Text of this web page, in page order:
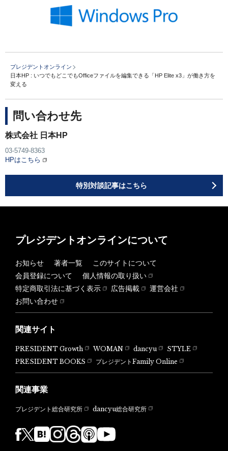
プレジデントオンライン
日本HP : いつでもどこでもOfficeファイルを編集できる「HP Elite x3」が働き方を
変える
問い合わせ先
株式会社 日本HP
03-5749-8363
HPはこちら
特別対談記事はこちら
プレジデントオンラインについて
お知らせ 著者一覧
このサイトについて
会員登録について
個人情報の取り扱い
特定商取引法に基づく表示
広告掲載
運営会社
お問い合わせ
関連サイト
PRESIDENT Growth WOMAN dancyu
STYLE
PRESIDENT BOOKS
プレジデントFamily Online
関連事業
プレジデント総合研究所 dancyu総合研究所